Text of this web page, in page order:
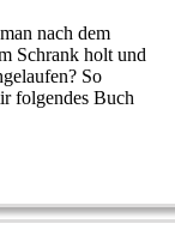
nach dem
Schrank holt und
So
folgendes Buch